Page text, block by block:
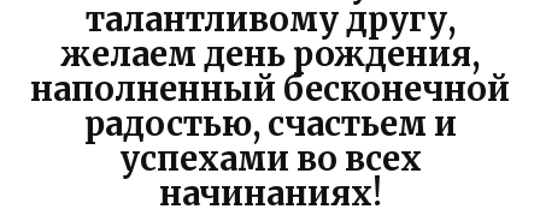
талантливому другу,
желаем день рождения,
наполненный бесконечной
радостью, счастьем и
успехами во всех
начинаниях!